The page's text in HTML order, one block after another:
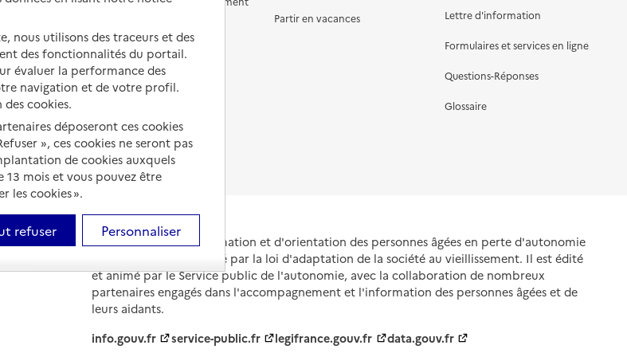
de logement
Comprendre les prix en
EHPAD
Droits en EHPAD
Fin de vie en EHPAD
Partir en vacances Lettre d'information
Formulaires et services en ligne
Questions-Réponses
Glossaire
Portail national d'information et d'orientation des personnes âgées en perte d'autonomie
et de leurs proches, créé par la loi d'adaptation de la société au vieillissement. Il est édité
et animé par le Service public de l'autonomie, avec la collaboration de nombreux
partenaires engagés dans l'accompagnement et l'information des personnes âgées et de
leurs aidants.
info.gouv.fr
service-public.fr legifrance.gouv.fr data.gouv.fr
nous utilisons des traceurs et des
des fonctionnalités du portail.
évaluer la performance des
navigation et de votre profil.
cookies.
déposeront ces cookies
», ces cookies ne seront pas
de cookies auxquels
13 mois et vous pouvez être
les cookies ».
refuser Personnaliser